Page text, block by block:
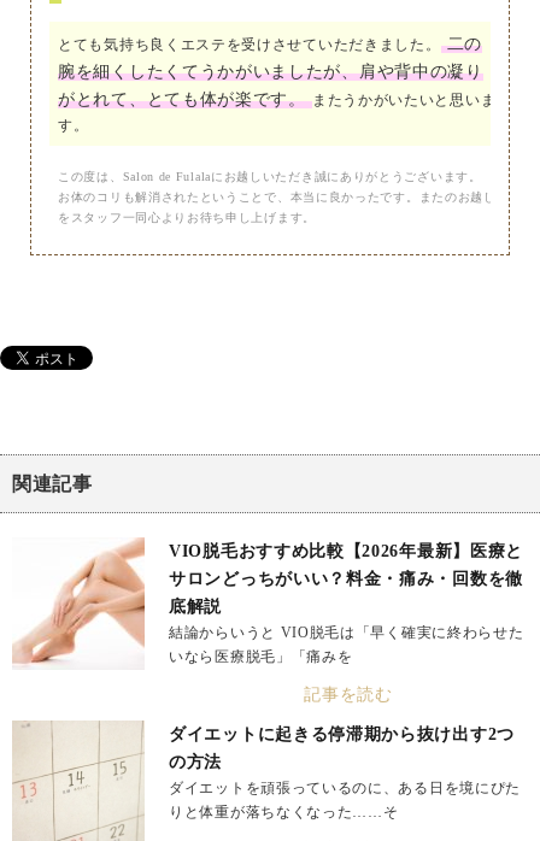
とても気持ち良くエステを受けさせていただきました。
二の
腕を細くしたくてうかがいましたが、肩や背中の凝り
がとれて、とても体が楽です。 またうかがいたいと思いま
す。
この度は、Salon de Fulalaにお越しいただき誠にありがとうございます。
お体のコリも解消されたということで、本当に良かったです。またのお越し
をスタッフ一同心よりお待ち申し上げます。
関連記事
VIO脱毛おすすめ比較【2026年最新】医療と
サロンどっちがいい？料金・痛み・回数を徹
底解説
結論からいうと VIO脱毛は「早く確実に終わらせた
いなら医療脱毛」「痛みを
記事を読む
ダイエットに起きる停滞期から抜け出す2つ
の方法
ダイエットを頑張っているのに、ある日を境にぴた
りと体重が落ちなくなった……そ